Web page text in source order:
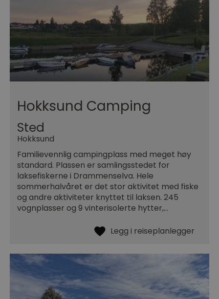
Hokksund Camping
Sted
Hokksund
Familievennlig campingplass med meget høy
standard. Plassen er samlingsstedet for
laksefiskerne i Drammenselva. Hele
sommerhalvåret er det stor aktivitet med fiske
og andre aktiviteter knyttet til laksen. 245
vognplasser og 9 vinterisolerte hytter,…